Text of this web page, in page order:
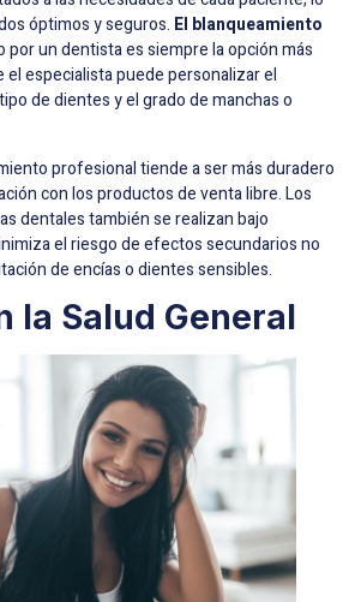
óptimos y seguros. El blanqueamiento
por un dentista es siempre la opción más
el especialista puede personalizar el
de dientes y el grado de manchas o
profesional tiende a ser más duradero
con los productos de venta libre. Los
dentales también se realizan bajo
el riesgo de efectos secundarios no
de encías o dientes sensibles.
la Salud General